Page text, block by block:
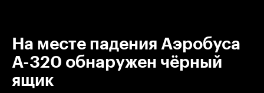
На месте падения Аэробуса
А-320 обнаружен чёрный
ящик